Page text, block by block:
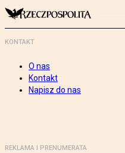
KONTAKT
O nas
Kontakt
Napisz do nas
REKLAMA I PRENUMERATA